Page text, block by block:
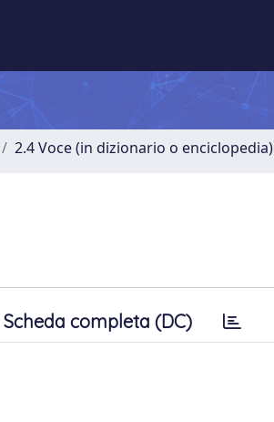
2.4 Voce (in dizionario o enciclopedia)
Scheda completa (DC)